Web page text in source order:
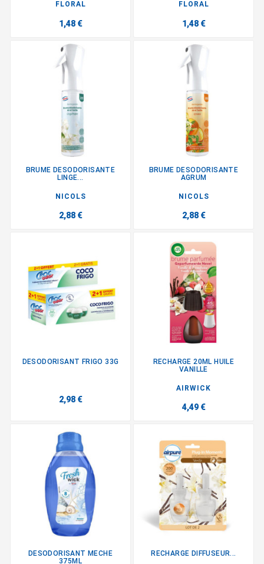
FLORAL
1,48 €
FLORAL
1,48 €
BRUME DESODORISANTE
LINGE...
NICOLS
2,88 €
BRUME DESODORISANTE
AGRUM
NICOLS
2,88 €
DESODORISANT FRIGO 33G
2,98 €
RECHARGE 20ML HUILE
VANILLE
AIRWICK
4,49 €
DESODORISANT MECHE
375ML
RECHARGE DIFFUSEUR...